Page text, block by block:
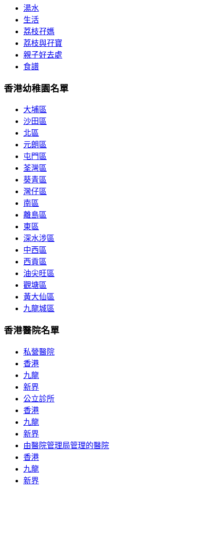
湯水
生活
荔枝孖媽
荔枝與孖寶
親子好去處
食譜
香港幼稚園名單
大埔區
沙田區
北區
元朗區
屯門區
荃灣區
葵青區
灣仔區
南區
離島區
東區
深水涉區
中西區
西貢區
油尖旺區
觀塘區
黃大仙區
九龍城區
香港醫院名單
私營醫院
香港
九龍
新界
公立診所
香港
九龍
新界
由醫院管理局管理的醫院
香港
九龍
新界